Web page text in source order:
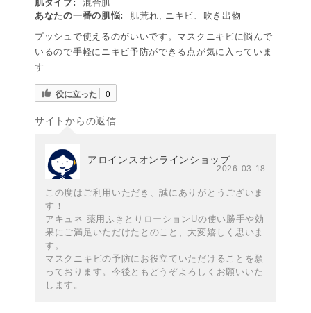
肌タイプ:
混合肌
あなたの一番の肌悩:
肌荒れ, ニキビ、吹き出物
プッシュで使えるのがいいです。マスクニキビに悩んで
いるので手軽にニキビ予防ができる点が気に入っていま
す
役に立った 0
サイトからの返信
アロインスオンラインショップ
2026-03-18
この度はご利用いただき、誠にありがとうございま
す！
アキュネ 薬用ふきとりローションUの使い勝手や効
果にご満足いただけたとのこと、大変嬉しく思いま
す。
マスクニキビの予防にお役立ていただけることを願
っております。今後ともどうぞよろしくお願いいた
します。